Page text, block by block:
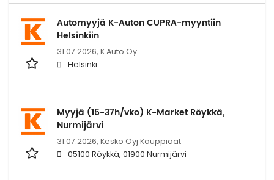
Automyyjä K-Auton CUPRA-myyntiin
Helsinkiin
31.07.2026, K Auto Oy
Helsinki
Myyjä (15-37h/vko) K-Market Röykkä,
Nurmijärvi
31.07.2026, Kesko Oyj Kauppiaat
05100 Röykkä, 01900 Nurmijärvi